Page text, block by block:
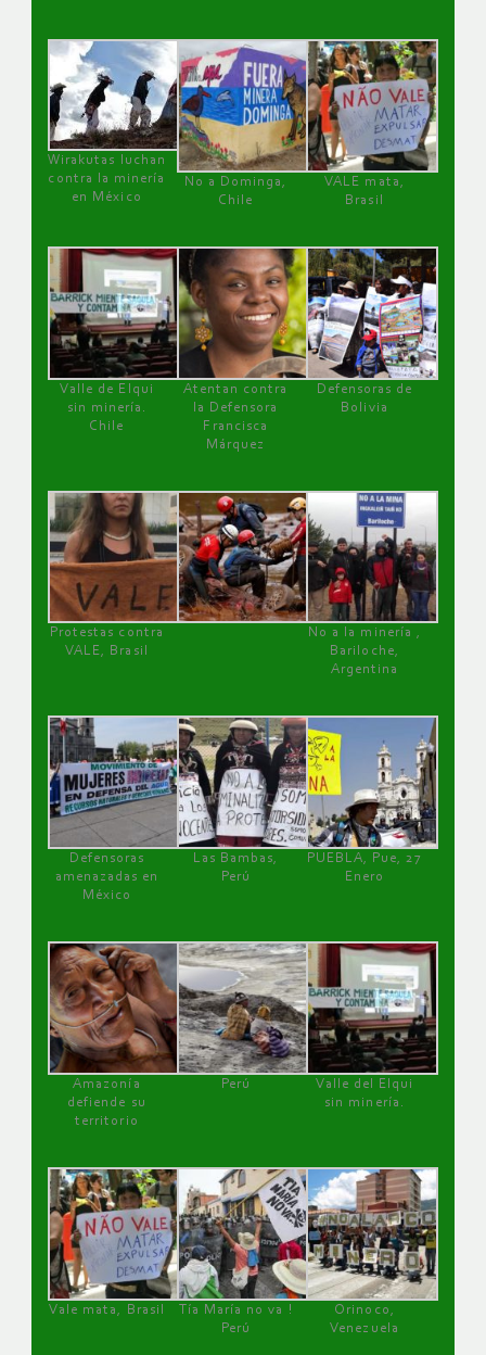
Wirakutas luchan
contra la minería
en México
No a Dominga,
Chile
VALE mata,
Brasil
Valle de Elqui
sin minería.
Chile
Atentan contra
la Defensora
Francisca
Márquez
Defensoras de
Bolivia
Protestas contra
VALE, Brasil
No a la minería ,
Bariloche,
Argentina
Defensoras
amenazadas en
México
Las Bambas,
Perú
PUEBLA, Pue, 27
Enero
Amazonía
defiende su
territorio
Perú
Valle del Elqui
sin minería.
Vale mata, Brasil
Tía María no va !
Perú
Orinoco,
Venezuela